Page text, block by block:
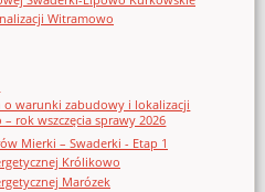
Witramowo
o warunki zabudowy i lokalizacji
rok wszczęcia sprawy 2026
Mierki – Swaderki - Etap 1
Królikowo
Marózek